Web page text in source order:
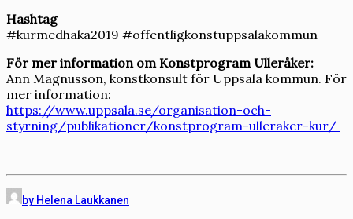
Hashtag
#kurmedhaka2019 #offentligkonstuppsalakommun
För mer information om Konstprogram Ulleråker:
Ann Magnusson, konstkonsult för Uppsala kommun. För
mer information:
https://www.uppsala.se/organisation-och-
styrning/publikationer/konstprogram-ulleraker-kur/
by Helena Laukkanen